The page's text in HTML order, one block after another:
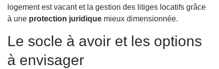
logement est vacant et la gestion des litiges locatifs grâce
à une protection juridique mieux dimensionnée.
Le socle à avoir et les options
à envisager